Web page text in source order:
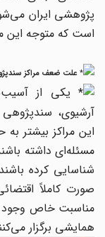
پژوهشی ایران
است که متوجه این
علت ضعف مراکز
یکی از آسیب‌های
آرشیوی، سندپژوهی
این مراکز بیشتر به
مسئله‌ای داشته
شناسایی کرده
صورت کاملاً
مناسبت خاص وجود
همایشی برگزار